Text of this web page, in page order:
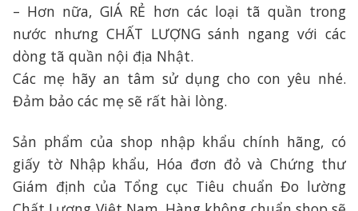
– Hơn nữa, GIÁ RẺ hơn các loại tã quần trong
nước nhưng CHẤT LƯỢNG sánh ngang với các
dòng tã quần nội địa Nhật.
Các mẹ hãy an tâm sử dụng cho con yêu nhé.
Đảm bảo các mẹ sẽ rất hài lòng.
Sản phẩm của shop nhập khẩu chính hãng, có
giấy tờ Nhập khẩu, Hóa đơn đỏ và Chứng thư
Giám định của Tổng cục Tiêu chuẩn Đo lường